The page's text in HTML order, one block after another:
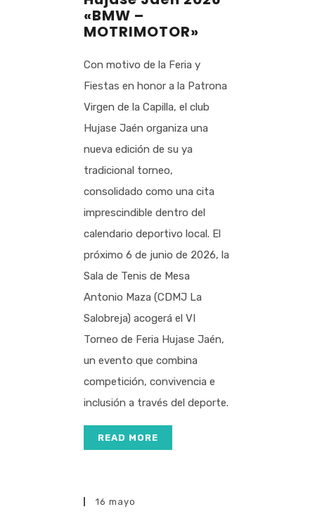
«BMW –
MOTRIMOTOR»
Con motivo de la Feria y
Fiestas en honor a la Patrona
Virgen de la Capilla, el club
Hujase Jaén organiza una
nueva edición de su ya
tradicional torneo,
consolidado como una cita
imprescindible dentro del
calendario deportivo local. El
próximo 6 de junio de 2026, la
Sala de Tenis de Mesa
Antonio Maza (CDMJ La
Salobreja) acogerá el VI
Torneo de Feria Hujase Jaén,
un evento que combina
competición, convivencia e
inclusión a través del deporte.
READ MORE
16 mayo